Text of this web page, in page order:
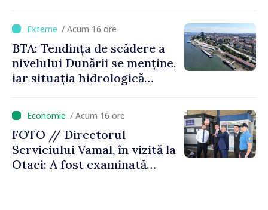
/ Acum 16 ore
BTA: Tendința de scădere a
nivelului Dunării se menține,
iar situația hidrologică
/ Acum 16 ore
FOTO // Directorul
Serviciului Vamal, în vizită la
Otaci: A fost examinată